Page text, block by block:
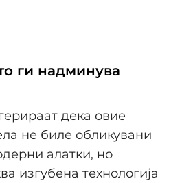
ги надминува
дека овие
не биле обликувани
алатки, но
изгубена технологија